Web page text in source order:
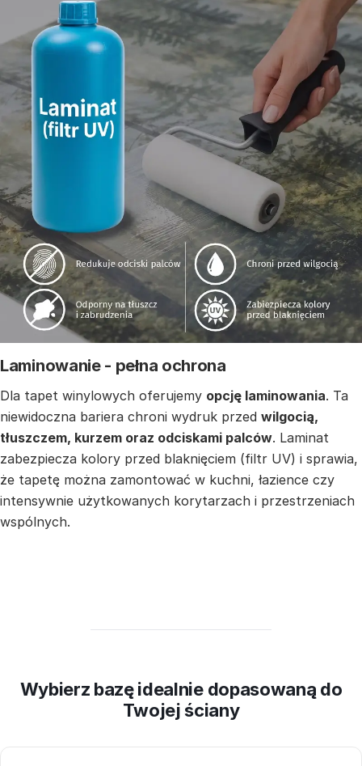
Laminowanie - pełna ochrona
Dla tapet winylowych oferujemy opcję laminowania. Ta
niewidoczna bariera chroni wydruk przed wilgocią,
tłuszczem, kurzem oraz odciskami palców. Laminat
zabezpiecza kolory przed blaknięciem (filtr UV) i sprawia,
że tapetę można zamontować w kuchni, łazience czy
intensywnie użytkowanych korytarzach i przestrzeniach
wspólnych.
Wybierz bazę idealnie dopasowaną do
Twojej ściany